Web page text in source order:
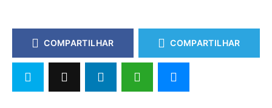
COMPARTILHAR COMPARTILHAR